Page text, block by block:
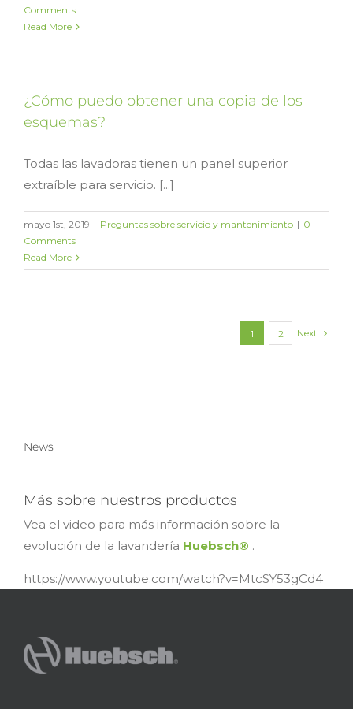
Comments
Read More
¿Cómo puedo obtener una copia de los
esquemas?
Todas las lavadoras tienen un panel superior
extraíble para servicio. [...]
mayo 1st, 2019 | Preguntas sobre servicio y mantenimiento | 0
Comments
Read More
1 2 Next
News
Más sobre nuestros productos
Vea el video para más información sobre la
evolución de la lavandería Huebsch® .
https://www.youtube.com/watch?v=MtcSY53gCd4